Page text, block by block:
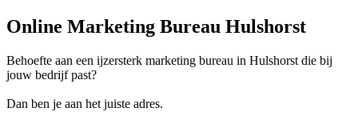
Online Marketing Bureau Hulshorst
Behoefte aan een ijzersterk marketing bureau in Hulshorst die bij
jouw bedrijf past?
Dan ben je aan het juiste adres.